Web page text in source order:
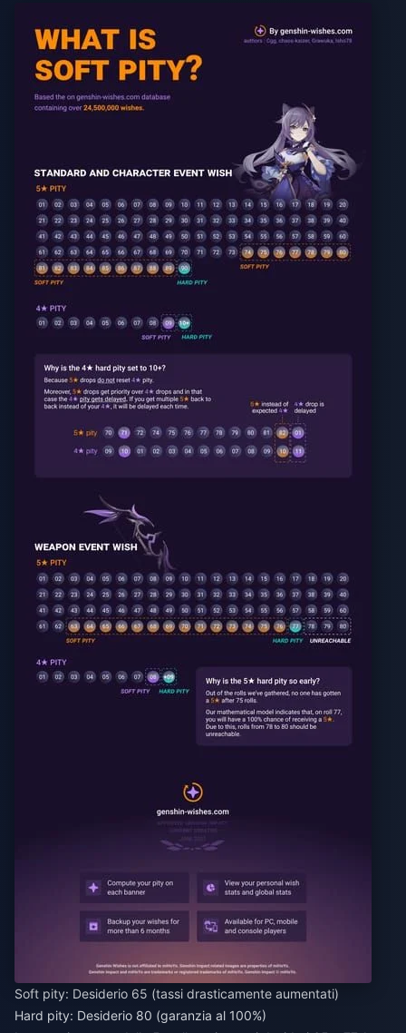
Soft pity: Desiderio 65 (tassi drasticamente aumentati)
Hard pity: Desiderio 80 (garanzia al 100%)